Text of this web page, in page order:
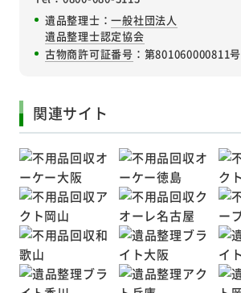
遺品整理士：一般社団法人
遺品整理士認定協会
古物商許可証番号 ：第801060000811号
関連サイト